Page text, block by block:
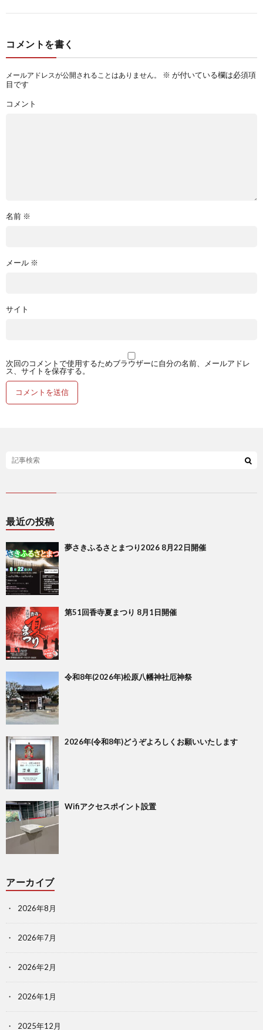
コメントを書く
メールアドレスが公開されることはありません。 ※ が付いている欄は必須項
目です
コメント
名前 ※
メール ※
サイト
次回のコメントで使用するためブラウザーに自分の名前、メールアドレ
ス、サイトを保存する。
最近の投稿
夢さきふるさとまつり2026 8月22日開催
第51回香寺夏まつり 8月1日開催
令和8年(2026年)松原八幡神社厄神祭
2026年(令和8年)どうぞよろしくお願いいたします
Wifiアクセスポイント設置
アーカイブ
2026年8月
2026年7月
2026年2月
2026年1月
2025年12月